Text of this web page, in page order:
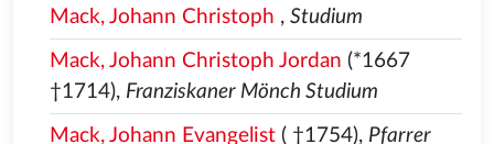
Mack, Johann Christoph , Studium
Mack, Johann Christoph Jordan (*1667
†1714), Franziskaner Mönch Studium
Mack, Johann Evangelist( †1754), Pfarrer